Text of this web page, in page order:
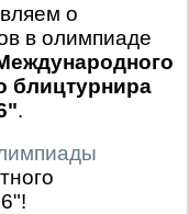
о
в олимпиаде
блицтурнира
.